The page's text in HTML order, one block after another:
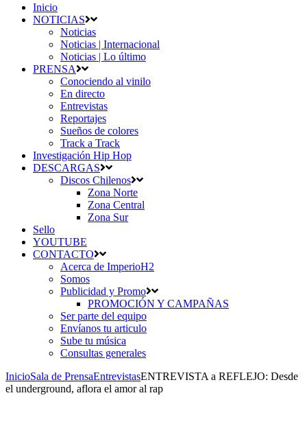
Inicio
NOTICIAS
Noticias
Noticias | Internacional
Noticias | Lo último
PRENSA
Conociendo al vinilo
En directo
Entrevistas
Reportajes
Sueños de colores
Track a Track
Investigación Hip Hop
DESCARGAS
Discos Chilenos
Zona Norte
Zona Central
Zona Sur
Sello
YOUTUBE
CONTACTO
Acerca de ImperioH2
Somos
Publicidad y Promo
PROMOCIÓN Y CAMPAÑAS
Ser parte del equipo
Envíanos tu articulo
Sube tu música
Consultas generales
InicioSala de PrensaEntrevistasENTREVISTA a REFLEJO: Desde
el underground, aflora el amor al rap